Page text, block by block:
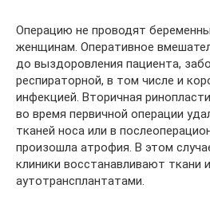
Операцию не проводят
женщинам. Оперативное
до выздоровления пациента,
респираторной, в том числе и
инфекцией. Вторичная
во время первичной операции
тканей носа или в
произошла атрофия. В этом
клиники восстанавливают ткани
аутотрансплантатами.